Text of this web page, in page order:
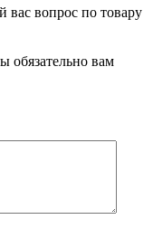
вопрос по товару
обязательно вам